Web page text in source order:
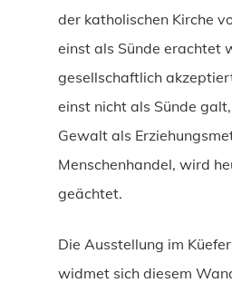
der katholischen Kirche
einst als Sünde erachtet
gesellschaftlich
einst nicht als Sünde
Gewalt als
Menschenhandel, wird
geächtet.
Die Ausstellung im
widmet sich diesem